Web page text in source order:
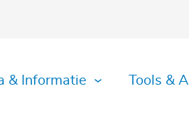
& Informatie Tools &